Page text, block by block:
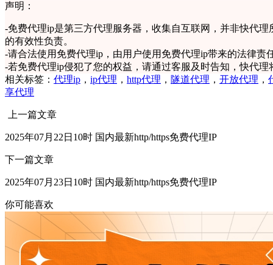
声明：
-免费代理ip是第三方代理服务器，收集自互联网，并非快代
的有效性负责。
-请合法使用免费代理ip，由用户使用免费代理ip带来的法律责
-若免费代理ip侵犯了您的权益，请通过客服及时告知，快代理
相关标签： 代理ip ， ip代理 ， http代理 ， 隧道代理 ， 开放代理 ，
享代理
上一篇文章
2025年07月22日10时 国内最新http/https免费代理IP
下一篇文章
2025年07月23日10时 国内最新http/https免费代理IP
你可能喜欢